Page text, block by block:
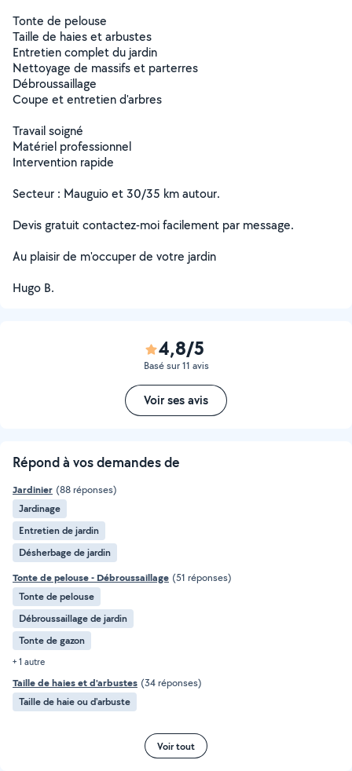
Tonte de pelouse
Taille de haies et arbustes
Entretien complet du jardin
Nettoyage de massifs et parterres
Débroussaillage
Coupe et entretien d'arbres
Travail soigné
Matériel professionnel
Intervention rapide
Secteur : Mauguio et 30/35 km autour.
Devis gratuit contactez-moi facilement par message.
Au plaisir de m'occuper de votre jardin
Hugo B.
4,8/5
Basé sur 11 avis
Voir ses avis
Répond à vos demandes de
Jardinier (88 réponses)
Jardinage
Entretien de jardin
Désherbage de jardin
Tonte de pelouse - Débroussaillage (51 réponses)
Tonte de pelouse
Débroussaillage de jardin
Tonte de gazon
+ 1 autre
Taille de haies et d'arbustes (34 réponses)
Taille de haie ou d'arbuste
Voir tout